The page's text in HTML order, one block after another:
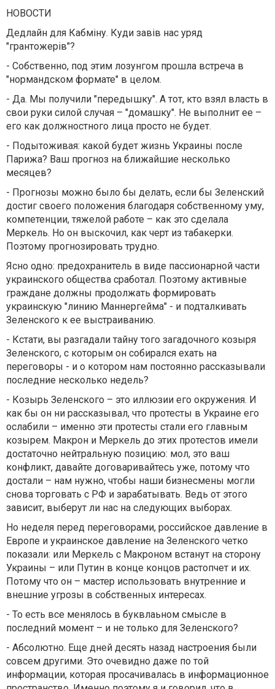
НОВОСТИ
Дедлайн для Кабміну. Куди завів нас уряд
"грантожерів"?
- Собственно, под этим лозунгом прошла встреча в
"нормандском формате" в целом.
- Да. Мы получили "передышку". А тот, кто взял власть в
свои руки силой случая – "домашку". Не выполнит ее –
его как должностного лица просто не будет.
- Подытоживая: какой будет жизнь Украины после
Парижа? Ваш прогноз на ближайшие несколько
месяцев?
- Прогнозы можно было бы делать, если бы Зеленский
достиг своего положения благодаря собственному уму,
компетенции, тяжелой работе – как это сделала
Меркель. Но он выскочил, как черт из табакерки.
Поэтому прогнозировать трудно.
Ясно одно: предохранитель в виде пассионарной части
украинского общества сработал. Поэтому активные
граждане должны продолжать формировать
украинскую "линию Маннергейма" - и подталкивать
Зеленского к ее выстраиванию.
- Кстати, вы разгадали тайну того загадочного козыря
Зеленского, с которым он собирался ехать на
переговоры - и о котором нам постоянно рассказывали
последние несколько недель?
- Козырь Зеленского – это иллюзии его окружения. И
как бы он ни рассказывал, что протесты в Украине его
ослабили – именно эти протесты стали его главным
козырем. Макрон и Меркель до этих протестов имели
достаточно нейтральную позицию: мол, это ваш
конфликт, давайте договаривайтесь уже, потому что
достали – нам нужно, чтобы наши бизнесмены могли
снова торговать с РФ и зарабатывать. Ведь от этого
зависит, выберут ли нас на следующих выборах.
Но неделя перед переговорами, российское давление в
Европе и украинское давление на Зеленского четко
показали: или Меркель с Макроном встанут на сторону
Украины – или Путин в конце концов растопчет и их.
Потому что он – мастер использовать внутренние и
внешние угрозы в собственных интересах.
- То есть все менялось в буквлаьном смысле в
последний момент – и не только для Зеленского?
- Абсолютно. Еще дней десять назад настроения были
совсем другими. Это очевидно даже по той
информации, которая просачивалась в информационное